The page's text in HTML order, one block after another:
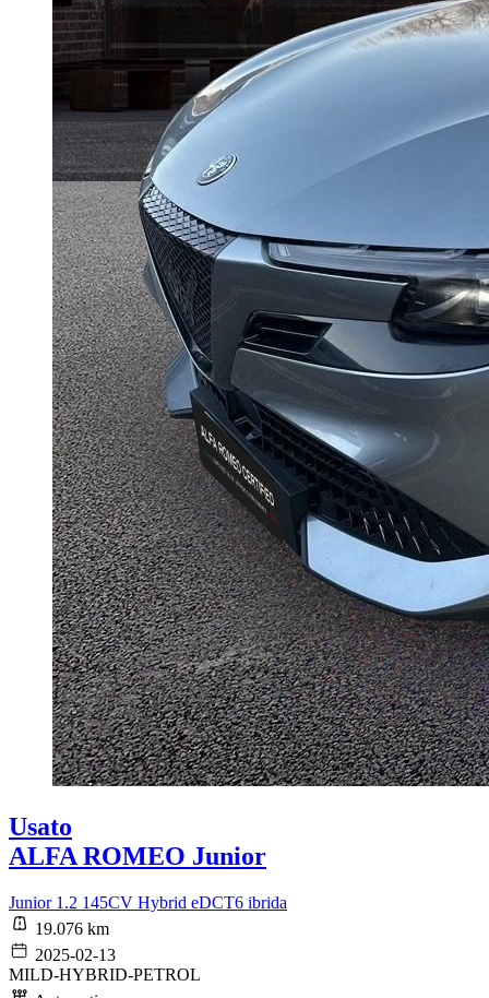
Usato
ALFA ROMEO Junior
Junior 1.2 145CV Hybrid eDCT6 ibrida
19.076 km
2025-02-13
MILD-HYBRID-PETROL